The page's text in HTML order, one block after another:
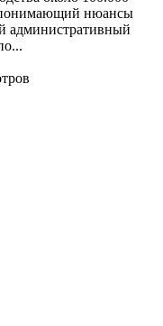
понимающий нюансы
административный